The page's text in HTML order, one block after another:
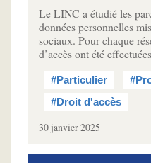
Le LINC a étudié les
données personnelles
sociaux. Pour chaque
d’accès ont été
#Particulier
#Droit d'accès
30 janvier 2025